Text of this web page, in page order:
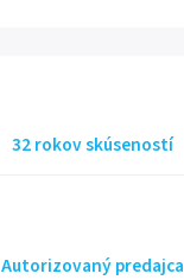
32 rokov skúseností
Autorizovaný predajca